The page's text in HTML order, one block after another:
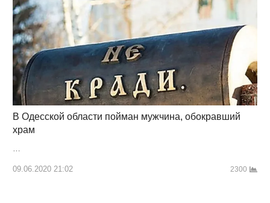
В Одесской области пойман мужчина, обокравший
храм
…
09.06.2020 21:02 2300